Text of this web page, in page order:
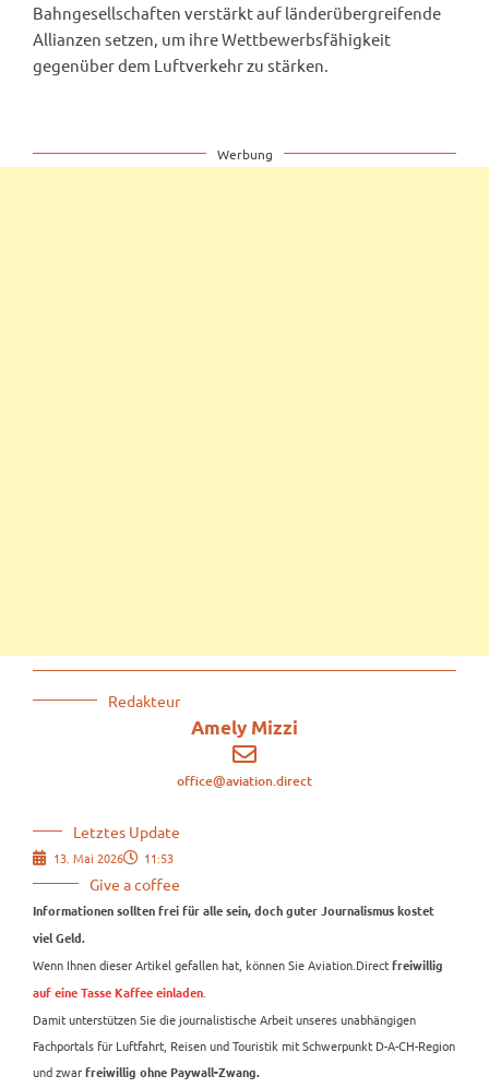
Redakteur
Amely Mizzi
office@aviation.direct
Letztes Update
13. Mai 2026 11:53
Give a coffee
Informationen sollten frei für alle sein, doch guter Journalismus kostet
viel Geld.
Wenn Ihnen dieser Artikel gefallen hat, können Sie Aviation.Direct freiwillig
auf eine Tasse Kaffee einladen
Damit unterstützen Sie die journalistische Arbeit unseres unabhängigen
Fachportals für Luftfahrt, Reisen und Touristik mit Schwerpunkt D-A-CH-Region
und zwar freiwillig ohne Paywall-Zwang.
Bahngesellschaften verstärkt auf länderübergreifende
Allianzen setzen, um ihre Wettbewerbsfähigkeit
gegenüber dem Luftverkehr zu stärken.
Werbung